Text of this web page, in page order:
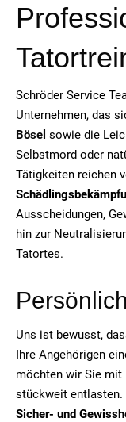
Schröder Service
Unternehmen, das
Bösel sowie die
Selbstmord oder
Tätigkeiten reichen
Ausscheidungen,
hin zur
Tatortes.
Uns ist bewusst,
Ihre Angehörigen
möchten wir Sie mit
stückweit entlasten.
Sicher- und